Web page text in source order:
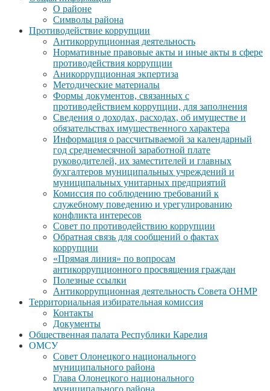
О районе
Символы района
Противодействие коррупции
Антикоррупционная деятельность
Нормативные правовые акты и иные акты в сфере
противодействия коррупции
Аникоррупционная экпертиза
Методические материалы
Формы документов, связанных с
противодействием коррупции, для заполнения
Сведения о доходах, расходах, об имуществе и
обязательствах имущественного характера
Информация о рассчитываемой за календарный
год среднемесячной заработной плате
руководителей, их заместителей и главных
бухгалтеров муниципальных учреждений и
муниципальных унитарных предприятий
Комиссия по соблюдению требований к
служебному поведению и урегулированию
конфликта интересов
Совет по противодействию коррупции
Обратная связь для сообщений о фактах
коррупции
«Прямая линия» по вопросам
антикоррупционного просвящения граждан
Полезные ссылки
Антикоррупционная деятельность Совета ОНМР
Территориальная избирательная комиссия
Контакты
Документы
Общественная палата Республики Карелия
ОМСУ
Совет Олонецкого национального
муниципального района
Глава Олонецкого национального
муниципального района